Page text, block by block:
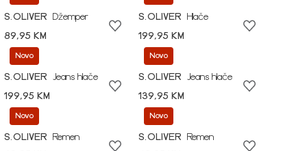
S.OLIVER
Džemper
89,95 KM
S.OLIVER
Hlače
199,95 KM
Novo
S.OLIVER
Jeans hlače
199,95 KM
Novo
S.OLIVER
Jeans hlače
139,95 KM
Novo
S.OLIVER
Remen
Novo
S.OLIVER
Remen